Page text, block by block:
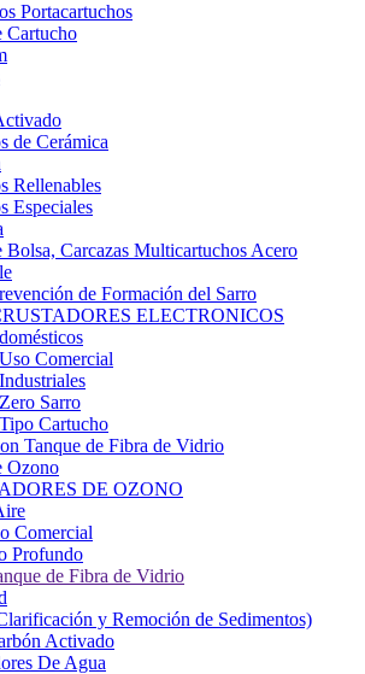
Portacartuchos
Cartucho
de Cerámica
Rellenables
Especiales
Bolsa, Carcazas Multicartuchos Acero
de Formación del Sarro
ELECTRONICOS
Comercial
Sarro
Cartucho
Tanque de Fibra de Vidrio
Ozono
DE OZONO
Comercial
Profundo
de Fibra de Vidrio
y Remoción de Sedimentos)
Activado
De Agua